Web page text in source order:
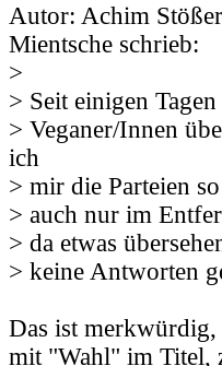
Autor: Achim
Mientsche schrieb:
>
> Seit einigen
> Veganer/Innen
ich
> mir die Parteien
> auch nur im
> da etwas
> keine Antworten
Das ist
mit "Wahl" im Titel,